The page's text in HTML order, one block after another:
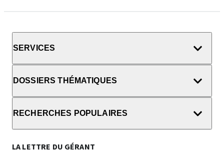
SERVICES
DOSSIERS THÉMATIQUES
RECHERCHES POPULAIRES
LA LETTRE DU GÉRANT